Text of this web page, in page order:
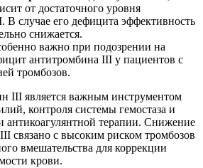
от достаточного уровня
В случае его дефицита эффективность
снижается.
важно при подозрении на
антитромбина III у пациентов с
тромбозов.
III является важным инструментом
контроля системы гемостаза и
антикоагулянтной терапии. Снижение
связано с высоким риском тромбозов
вмешательства для коррекции
крови.